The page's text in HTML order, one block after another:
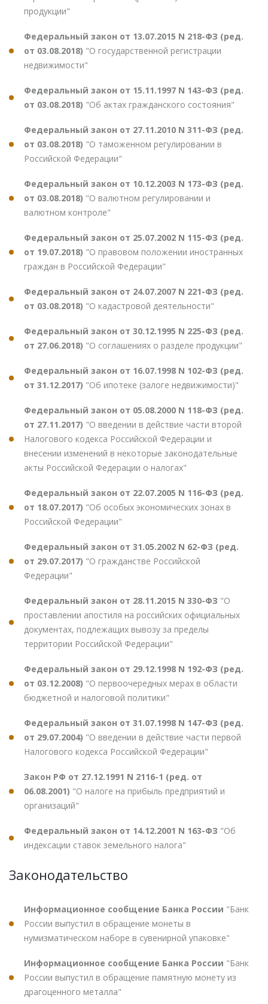
продукции"
Федеральный закон от 13.07.2015 N 218-ФЗ (ред.
от 03.08.2018) "О государственной регистрации
недвижимости"
Федеральный закон от 15.11.1997 N 143-ФЗ (ред.
от 03.08.2018) "Об актах гражданского состояния"
Федеральный закон от 27.11.2010 N 311-ФЗ (ред.
от 03.08.2018) "О таможенном регулировании в
Российской Федерации"
Федеральный закон от 10.12.2003 N 173-ФЗ (ред.
от 03.08.2018) "О валютном регулировании и
валютном контроле"
Федеральный закон от 25.07.2002 N 115-ФЗ (ред.
от 19.07.2018) "О правовом положении иностранных
граждан в Российской Федерации"
Федеральный закон от 24.07.2007 N 221-ФЗ (ред.
от 03.08.2018) "О кадастровой деятельности"
Федеральный закон от 30.12.1995 N 225-ФЗ (ред.
от 27.06.2018) "О соглашениях о разделе продукции"
Федеральный закон от 16.07.1998 N 102-ФЗ (ред.
от 31.12.2017) "Об ипотеке (залоге недвижимости)"
Федеральный закон от 05.08.2000 N 118-ФЗ (ред.
от 27.11.2017) "О введении в действие части второй
Налогового кодекса Российской Федерации и
внесении изменений в некоторые законодательные
акты Российской Федерации о налогах"
Федеральный закон от 22.07.2005 N 116-ФЗ (ред.
от 18.07.2017) "Об особых экономических зонах в
Российской Федерации"
Федеральный закон от 31.05.2002 N 62-ФЗ (ред.
от 29.07.2017) "О гражданстве Российской
Федерации"
Федеральный закон от 28.11.2015 N 330-ФЗ "О
проставлении апостиля на российских официальных
документах, подлежащих вывозу за пределы
территории Российской Федерации"
Федеральный закон от 29.12.1998 N 192-ФЗ (ред.
от 03.12.2008) "О первоочередных мерах в области
бюджетной и налоговой политики"
Федеральный закон от 31.07.1998 N 147-ФЗ (ред.
от 29.07.2004) "О введении в действие части первой
Налогового кодекса Российской Федерации"
Закон РФ от 27.12.1991 N 2116-1 (ред. от
06.08.2001) "О налоге на прибыль предприятий и
организаций"
Федеральный закон от 14.12.2001 N 163-ФЗ "Об
индексации ставок земельного налога"
Законодательство
Информационное сообщение Банка России "Банк
России выпустил в обращение монеты в
нумизматическом наборе в сувенирной упаковке"
Информационное сообщение Банка России "Банк
России выпустил в обращение памятную монету из
драгоценного металла"